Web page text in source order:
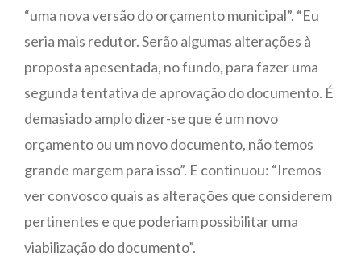
“uma nova versão do orçamento municipal”. “Eu
seria mais redutor. Serão algumas alterações à
proposta apesentada, no fundo, para fazer uma
segunda tentativa de aprovação do documento. É
demasiado amplo dizer-se que é um novo
orçamento ou um novo documento, não temos
grande margem para isso”. E continuou: “Iremos
ver convosco quais as alterações que considerem
pertinentes e que poderiam possibilitar uma
viabilização do documento”.